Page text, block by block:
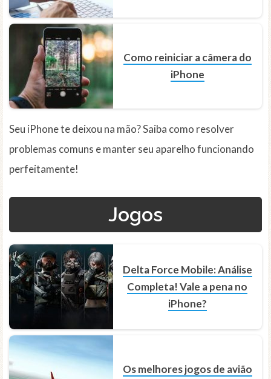
Como reiniciar a câmera do
iPhone
Seu iPhone te deixou na mão? Saiba como resolver
problemas comuns e manter seu aparelho funcionando
perfeitamente!
Jogos
Delta Force Mobile: Análise
Completa! Vale a pena no
iPhone?
Os melhores jogos de avião